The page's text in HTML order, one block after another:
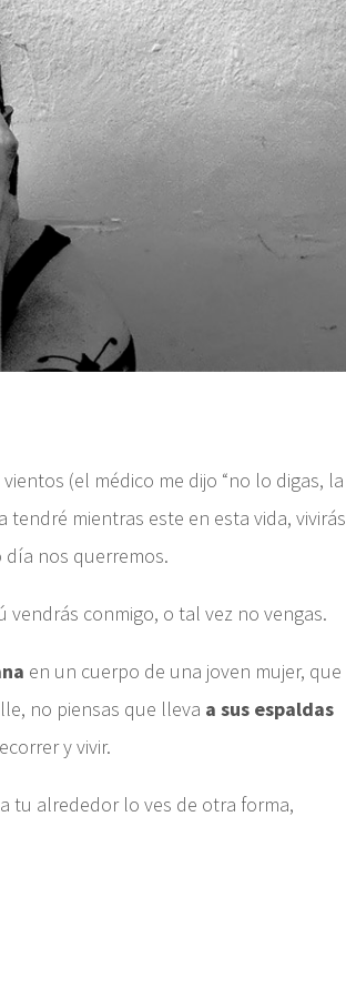
(el médico me dijo “no lo digas, la
tendré mientras este en esta vida, vivirás
nos querremos.
conmigo, o tal vez no vengas.
en un cuerpo de una joven mujer, que
no piensas que lleva a sus espaldas
y vivir.
tu alrededor lo ves de otra forma,